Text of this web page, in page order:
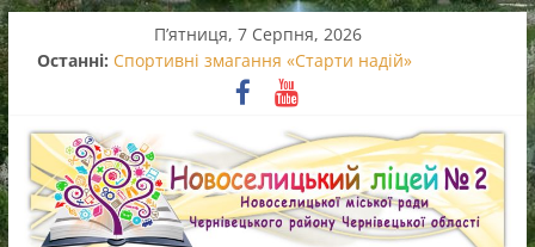
Перейти
до
вмісту
П’ятниця, 7 Серпня, 2026
Останні: Спортивні змагання «Старти надій»
Вручення свідоцтв про базову середню освіту
Випускний початкової школи
Останній дзвоник – 2026
Благодійний концерт